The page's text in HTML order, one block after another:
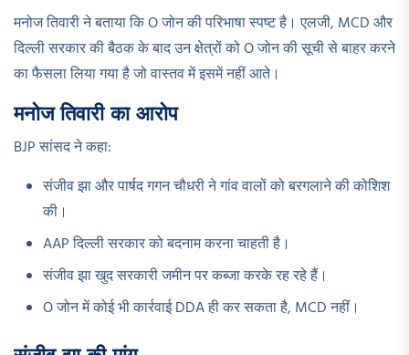
मनोज तिवारी ने बताया कि O जोन की परिभाषा स्पष्ट है। एलजी, MCD और
दिल्ली सरकार की बैठक के बाद उन क्षेत्रों को O जोन की सूची से बाहर करने
का फैसला लिया गया है जो वास्तव में इसमें नहीं आते।
मनोज तिवारी का आरोप
BJP सांसद ने कहा:
संजीव झा और पार्षद गगन चौधरी ने गांव वालों को बरगलाने की कोशिश
की।
AAP दिल्ली सरकार को बदनाम करना चाहती है।
संजीव झा खुद सरकारी जमीन पर कब्जा करके रह रहे हैं।
O जोन में कोई भी कार्रवाई DDA ही कर सकता है, MCD नहीं।